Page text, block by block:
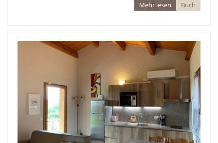
Buch
Mehr lesen